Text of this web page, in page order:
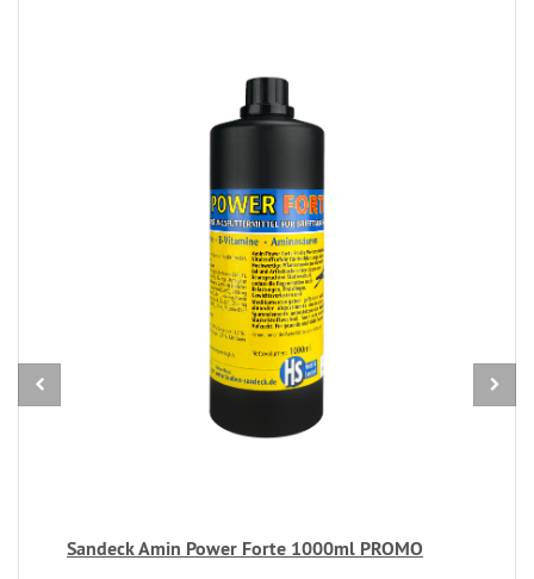
Sandeck Amin Power Forte 1000ml PROMO